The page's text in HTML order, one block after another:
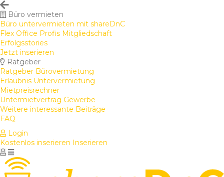
Büro vermieten
Büro untervermieten mit shareDnC
Flex Office Profis Mitgliedschaft
Erfolgsstories
Jetzt inserieren
Ratgeber
Ratgeber Bürovermietung
Erlaubnis Untervermietung
Mietpreisrechner
Untermietvertrag Gewerbe
Weitere interessante Beiträge
FAQ
Login
Kostenlos inserieren Inserieren